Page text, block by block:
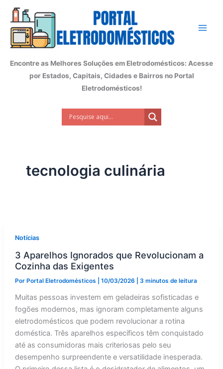
conteúdo
Encontre as Melhores Soluções em Eletrodomésticos: Acesse
por Estados, Capitais, Cidades e Bairros no Portal
Eletrodomésticos!
tecnologia culinária
Notícias
3 Aparelhos Ignorados que Revolucionam a
Cozinha das Exigentes
Por Portal Eletrodomésticos 10/03/2026 3 minutos de leitura
Muitas pessoas investem em geladeiras sofisticadas e
fogões modernos, mas ignoram completamente alguns
eletrodomésticos que podem revolucionar a rotina
doméstica. Três aparelhos específicos têm conquistado
até as consumidoras mais criteriosas pelo seu
desempenho surpreendente e versatilidade inesperada.